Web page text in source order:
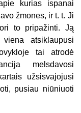
kurias ispanai
žmones, ir t. t. Ji
to pripažinti. Ją
atsiklaupusi
tai atrodė
melsdavosi
užsisvajojusi
pusiau niūniuoti